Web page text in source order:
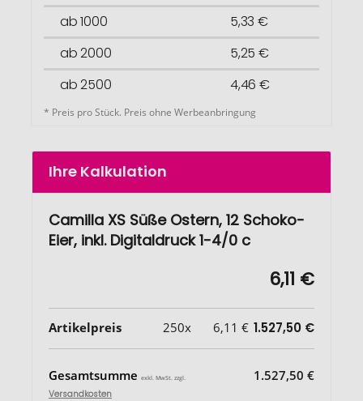
ab 1000
5,33 €
ab 2000
5,25 €
ab 2500
4,46 €
* Preis pro Stück. Preis ohne Werbeanbringung
Ihre Kalkulation
Camilla XS Süße Ostern, 12 Schoko-
Eier, inkl. Digitaldruck 1-4/0 c
6,11 €
Artikelpreis 250x 6,11 € 1.527,50 €
Gesamtsumme exkl. MwSt. zzgl.
Versandkosten
1.527,50 €